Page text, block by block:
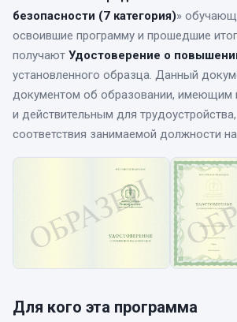
безопасности (7 категория)»
освоившие программу и прошедшие
получают Удостоверение о
установленного образца. Данный
документом об образовании, имеющим
и действительным для трудоустройства,
соответствия занимаемой должности
Для кого эта программа